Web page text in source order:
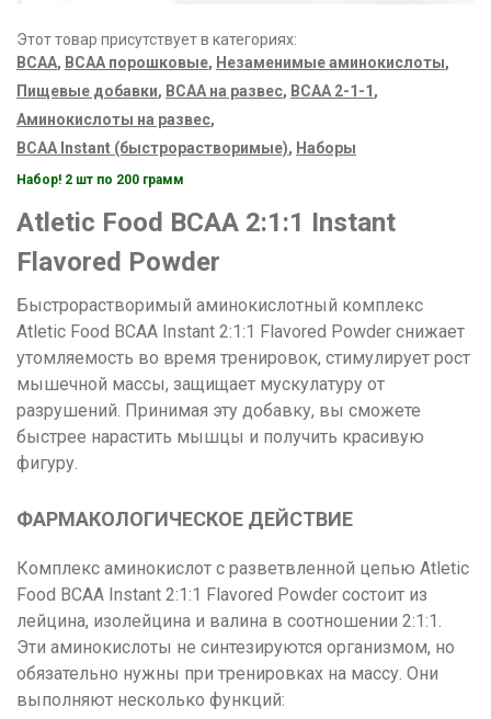
Этот товар присутствует в категориях:
ВСАА, BCAA порошковые, Незаменимые аминокислоты,
Пищевые добавки, ВСАА на развес, BCAA 2-1-1 ,
Аминокислоты на развес,
BCAA Instant (быстрорастворимые), Наборы
Набор! 2 шт по 200 грамм
Atletic Food BCAA 2:1:1 Instant
Flavored Powder
Быстрорастворимый аминокислотный комплекс
Atletic Food BCAA Instant 2:1:1 Flavored Powder снижает
утомляемость во время тренировок, стимулирует рост
мышечной массы, защищает мускулатуру от
разрушений. Принимая эту добавку, вы сможете
быстрее нарастить мышцы и получить красивую
фигуру.
ФАРМАКОЛОГИЧЕСКОЕ ДЕЙСТВИЕ
Комплекс аминокислот с разветвленной цепью Atletic
Food BCAA Instant 2:1:1 Flavored Powder состоит из
лейцина, изолейцина и валина в соотношении 2:1:1.
Эти аминокислоты не синтезируются организмом, но
обязательно нужны при тренировках на массу. Они
выполняют несколько функций: